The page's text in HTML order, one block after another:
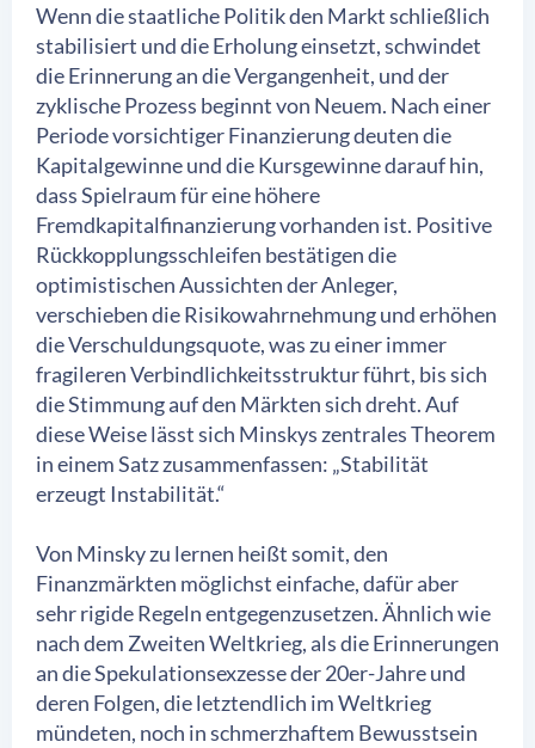
Wenn die staatliche Politik den Markt schließlich
stabilisiert und die Erholung einsetzt, schwindet
die Erinnerung an die Vergangenheit, und der
zyklische Prozess beginnt von Neuem. Nach einer
Periode vorsichtiger Finanzierung deuten die
Kapitalgewinne und die Kursgewinne darauf hin,
dass Spielraum für eine höhere
Fremdkapitalfinanzierung vorhanden ist. Positive
Rückkopplungsschleifen bestätigen die
optimistischen Aussichten der Anleger,
verschieben die Risikowahrnehmung und erhöhen
die Verschuldungsquote, was zu einer immer
fragileren Verbindlichkeitsstruktur führt, bis sich
die Stimmung auf den Märkten sich dreht. Auf
diese Weise lässt sich Minskys zentrales Theorem
in einem Satz zusammenfassen: „Stabilität
erzeugt Instabilität.“
Von Minsky zu lernen heißt somit, den
Finanzmärkten möglichst einfache, dafür aber
sehr rigide Regeln entgegenzusetzen. Ähnlich wie
nach dem Zweiten Weltkrieg, als die Erinnerungen
an die Spekulationsexzesse der 20er-Jahre und
deren Folgen, die letztendlich im Weltkrieg
mündeten, noch in schmerzhaftem Bewusstsein